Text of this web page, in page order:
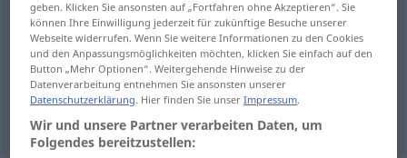
Beispiele
milde ausgedrückt
enhafifdeyimiyle
geben. Klicken Sie ansonsten auf „Fortfahren ohne Akzeptieren“. Sie
können Ihre Einwilligung jederzeit für zukünftige Besuche unserer
Webseite widerrufen. Wenn Sie weitere Informationen zu den Cookies
und den Anpassungsmöglichkeiten möchten, klicken Sie einfach auf den
Button „Mehr Optionen“. Weitergehende Hinweise zu der
Datenverarbeitung entnehmen Sie ansonsten unserer
Datenschutzerklärung. Hier finden Sie unserImpressum.
Wir und unsere Partner verarbeiten Daten, um
Folgendes bereitzustellen: